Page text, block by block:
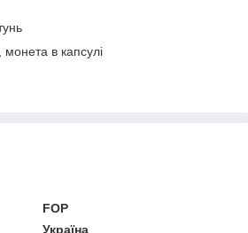
в капсулі
FOP
Україна